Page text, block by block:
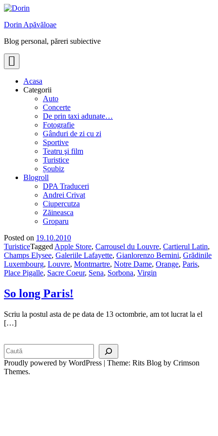
Skip
content
Dorin Apăvăloae
Blog personal, păreri subiective
Acasa
Categorii
Auto
Concerte
De prin taxi adunate…
Fotografie
Gânduri de zi cu zi
Sportive
Teatru şi film
Turistice
Șoubiz
Blogroll
DPA Traduceri
Andrei Crivat
Ciupercutza
Zăineasca
Groparu
Posted on 19.10.2010
TuristiceTagged Apple Store, Carrousel du Louvre, Cartierul Latin,
Champs Elysee, Galeriile Lafayette, Gianlorenzo Bernini, Grădinile
Luxembourg, Louvre, Montmartre, Notre Dame, Orange, Paris,
Place Pigalle, Sacre Coeur, Sena, Sorbona, Virgin
So long Paris!
Scriu la postul asta de pe data de 13 octombrie, am tot lucrat la el
[…]
Proudly powered by WordPress | Theme: Rits Blog by Crimson
Themes.